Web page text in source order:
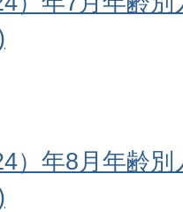
）年8月年齢